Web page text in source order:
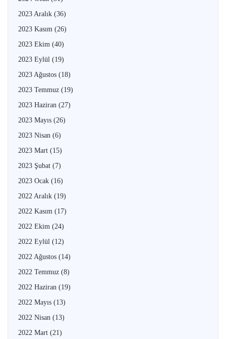
2023 Aralık (36)
2023 Kasım (26)
2023 Ekim (40)
2023 Eylül (19)
2023 Ağustos (18)
2023 Temmuz (19)
2023 Haziran (27)
2023 Mayıs (26)
2023 Nisan (6)
2023 Mart (15)
2023 Şubat (7)
2023 Ocak (16)
2022 Aralık (19)
2022 Kasım (17)
2022 Ekim (24)
2022 Eylül (12)
2022 Ağustos (14)
2022 Temmuz (8)
2022 Haziran (19)
2022 Mayıs (13)
2022 Nisan (13)
2022 Mart (21)